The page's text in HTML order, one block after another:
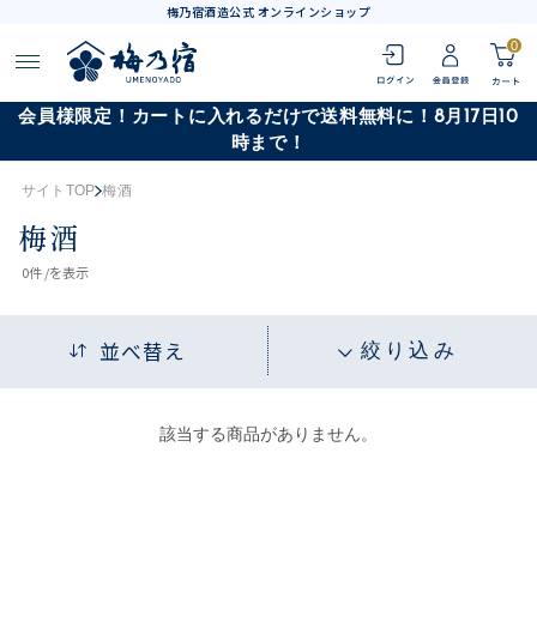
梅乃宿酒造公式 オンラインショップ
0
会員様限定！カートに入れるだけで送料無料に！8月17日10
時まで！
サイトTOP 梅酒
梅酒
0件 /を表示
並べ替え 絞り込み
該当する商品がありません。